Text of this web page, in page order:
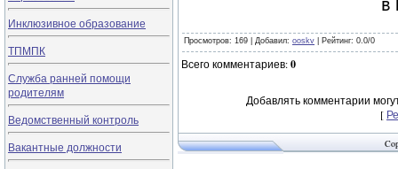
Инклюзивное образование
ТПМПК
Служба ранней помощи
родителям
Ведомственный контроль
Вакантные должности
в
Просмотров: 169 | Добавил: ooskv Рейтинг: 0.0/0
Всего комментариев:0
Добавлять комментарии
[